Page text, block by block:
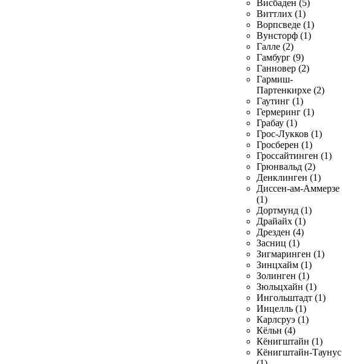
Висбаден (5)
Виттлих (1)
Ворпсведе (1)
Вунсторф (1)
Галле (2)
Гамбург (9)
Ганновер (2)
Гармиш-
Партенкирхе (2)
Гаутинг (1)
Гермеринг (1)
Грабау (1)
Грос-Лукков (1)
Гросберен (1)
Гроссайтинген (1)
Грюнвальд (2)
Денклинген (1)
Диссен-ам-Аммерзе
(1)
Дортмунд (1)
Драйайх (1)
Дрезден (4)
Засниц (1)
Зигмаринген (1)
Зинцхайм (1)
Золинген (1)
Зюльцхайн (1)
Ингольштадт (1)
Инцелль (1)
Карлсруэ (1)
Кёльн (4)
Кёнигштайн (1)
Кёнигштайн-Таунус